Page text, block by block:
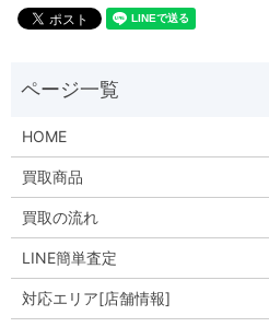
HOME
買取商品
買取の流れ
LINE簡単査定
対応エリア[店舗情報]